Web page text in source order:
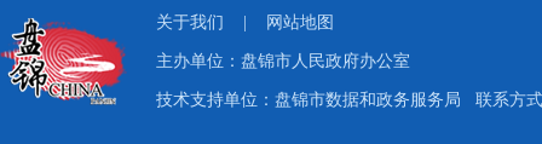
关于我们 网站地图
主办单位：盘锦市人民政府办公室
技术支持单位：盘锦市数据和政务服务局 联系方